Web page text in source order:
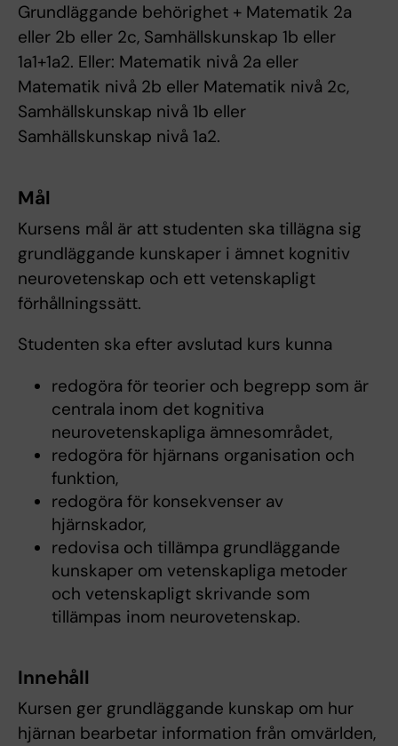
Grundläggande behörighet + Matematik 2a
eller 2b eller 2c, Samhällskunskap 1b eller
1a1+1a2. Eller: Matematik nivå 2a eller
Matematik nivå 2b eller Matematik nivå 2c,
Samhällskunskap nivå 1b eller
Samhällskunskap nivå 1a2.
Mål
Kursens mål är att studenten ska tillägna sig
grundläggande kunskaper i ämnet kognitiv
neurovetenskap och ett vetenskapligt
förhållningssätt.
Studenten ska efter avslutad kurs kunna
redogöra för teorier och begrepp som är
centrala inom det kognitiva
neurovetenskapliga ämnesområdet,
redogöra för hjärnans organisation och
funktion,
redogöra för konsekvenser av
hjärnskador,
redovisa och tillämpa grundläggande
kunskaper om vetenskapliga metoder
och vetenskapligt skrivande som
tillämpas inom neurovetenskap.
Innehåll
Kursen ger grundläggande kunskap om hur
hjärnan bearbetar information från omvärlden,